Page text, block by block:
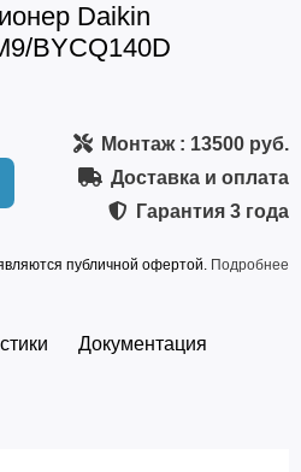
Daikin
BYCQ140D
Монтаж: 13500 руб.
Доставка и оплата
Гарантия 3 года
публичной офертой. Подробнее
Документация